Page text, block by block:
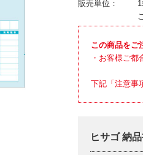
販売単位：
この商品をご
・お客様ご
下記「注意事
ヒサゴ 納